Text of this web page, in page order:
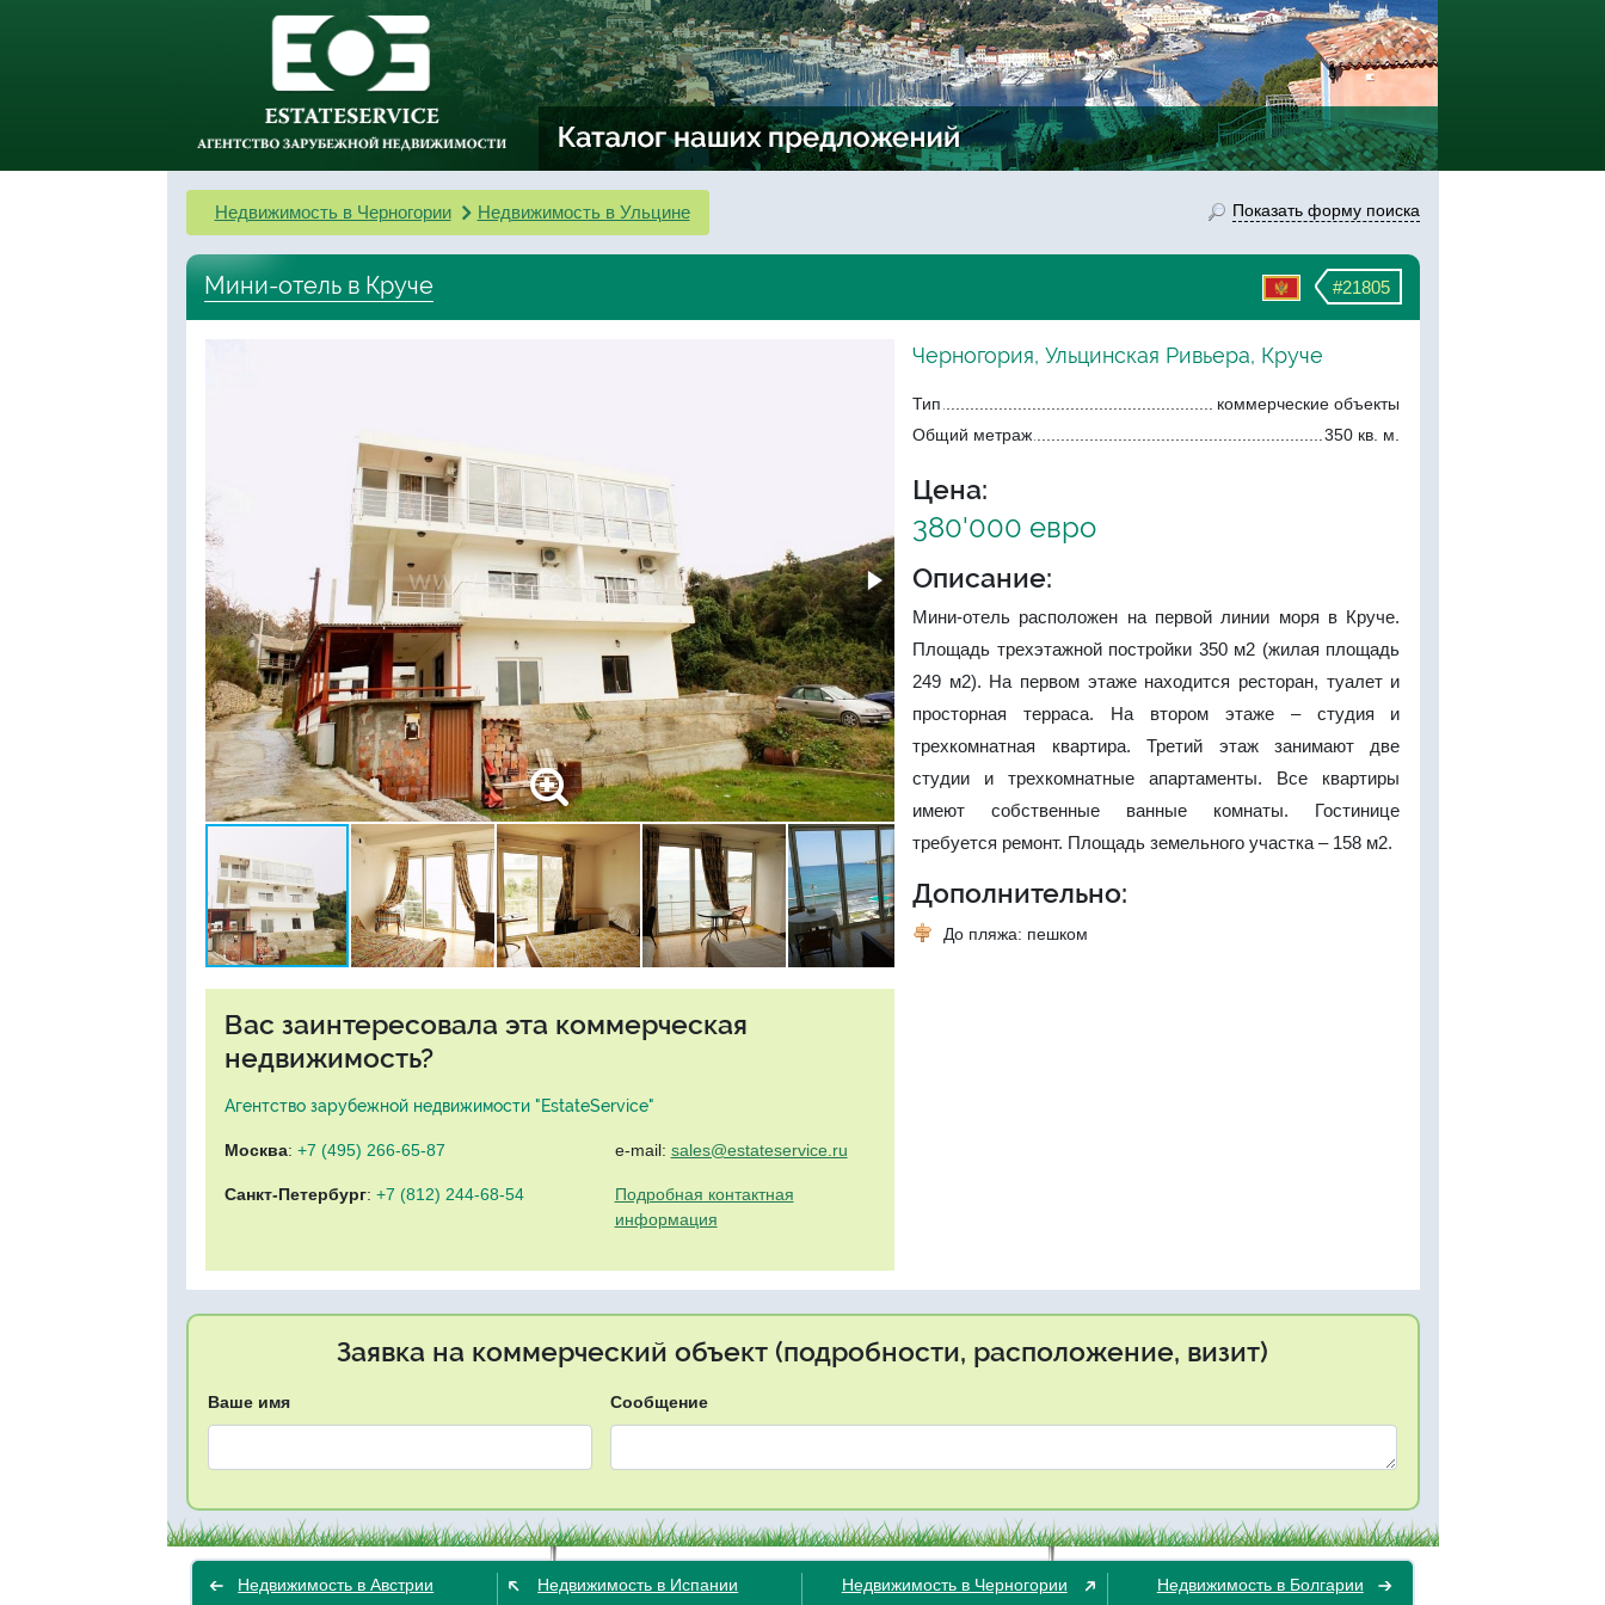
Недвижимость в Черногории Недвижимость в Ульцине Показать форму поиска
#21805
Мини-отель в Круче
Вас заинтересовала эта коммерческая
недвижимость?
Агентство зарубежной недвижимости "EstateService"
Москва: +7 (495) 266-65-87
Санкт-Петербург: +7 (812) 244-68-54
e-mail: sales@estateservice.ru
Подробная контактная
информация
Черногория, Ульцинская Ривьера, Круче
Тип
коммерческие объекты
Общий метраж
350 кв. м.
Цена:
380'000 евро
Описание:
Мини-отель расположен на первой линии моря в Круче.
Площадь трехэтажной постройки 350 м2 (жилая площадь
249 м2). На первом этаже находится ресторан, туалет и
просторная терраса. На втором этаже – студия и
трехкомнатная квартира. Третий этаж занимают две
студии и трехкомнатные апартаменты. Все квартиры
имеют собственные ванные комнаты. Гостинице
требуется ремонт. Площадь земельного участка – 158 м2.
Дополнительно:
До пляжа: пешком
Заявка на коммерческий объект (подробности, расположение, визит)
Ваше имя Сообщение
Недвижимость в Австрии
Недвижимость в Испании
Недвижимость в Черногории
Недвижимость в Болгарии